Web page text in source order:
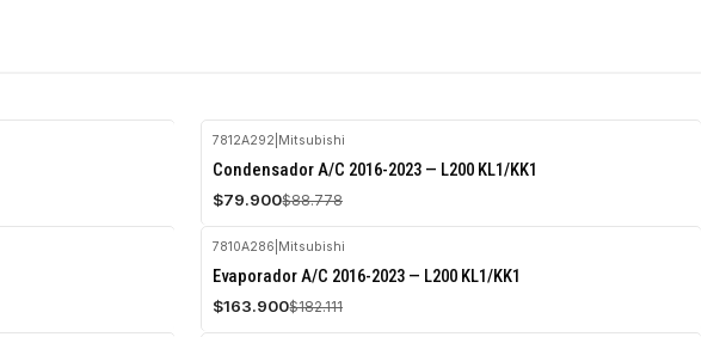
-10%
OFF
7812A292 Mitsubishi
Condensador A/C 2016-2023 — L200 KL1/KK1
$79.900$88.778
-10%
OFF
Agotado
7810A286 Mitsubishi
Evaporador A/C 2016-2023 — L200 KL1/KK1
$163.900$182.111